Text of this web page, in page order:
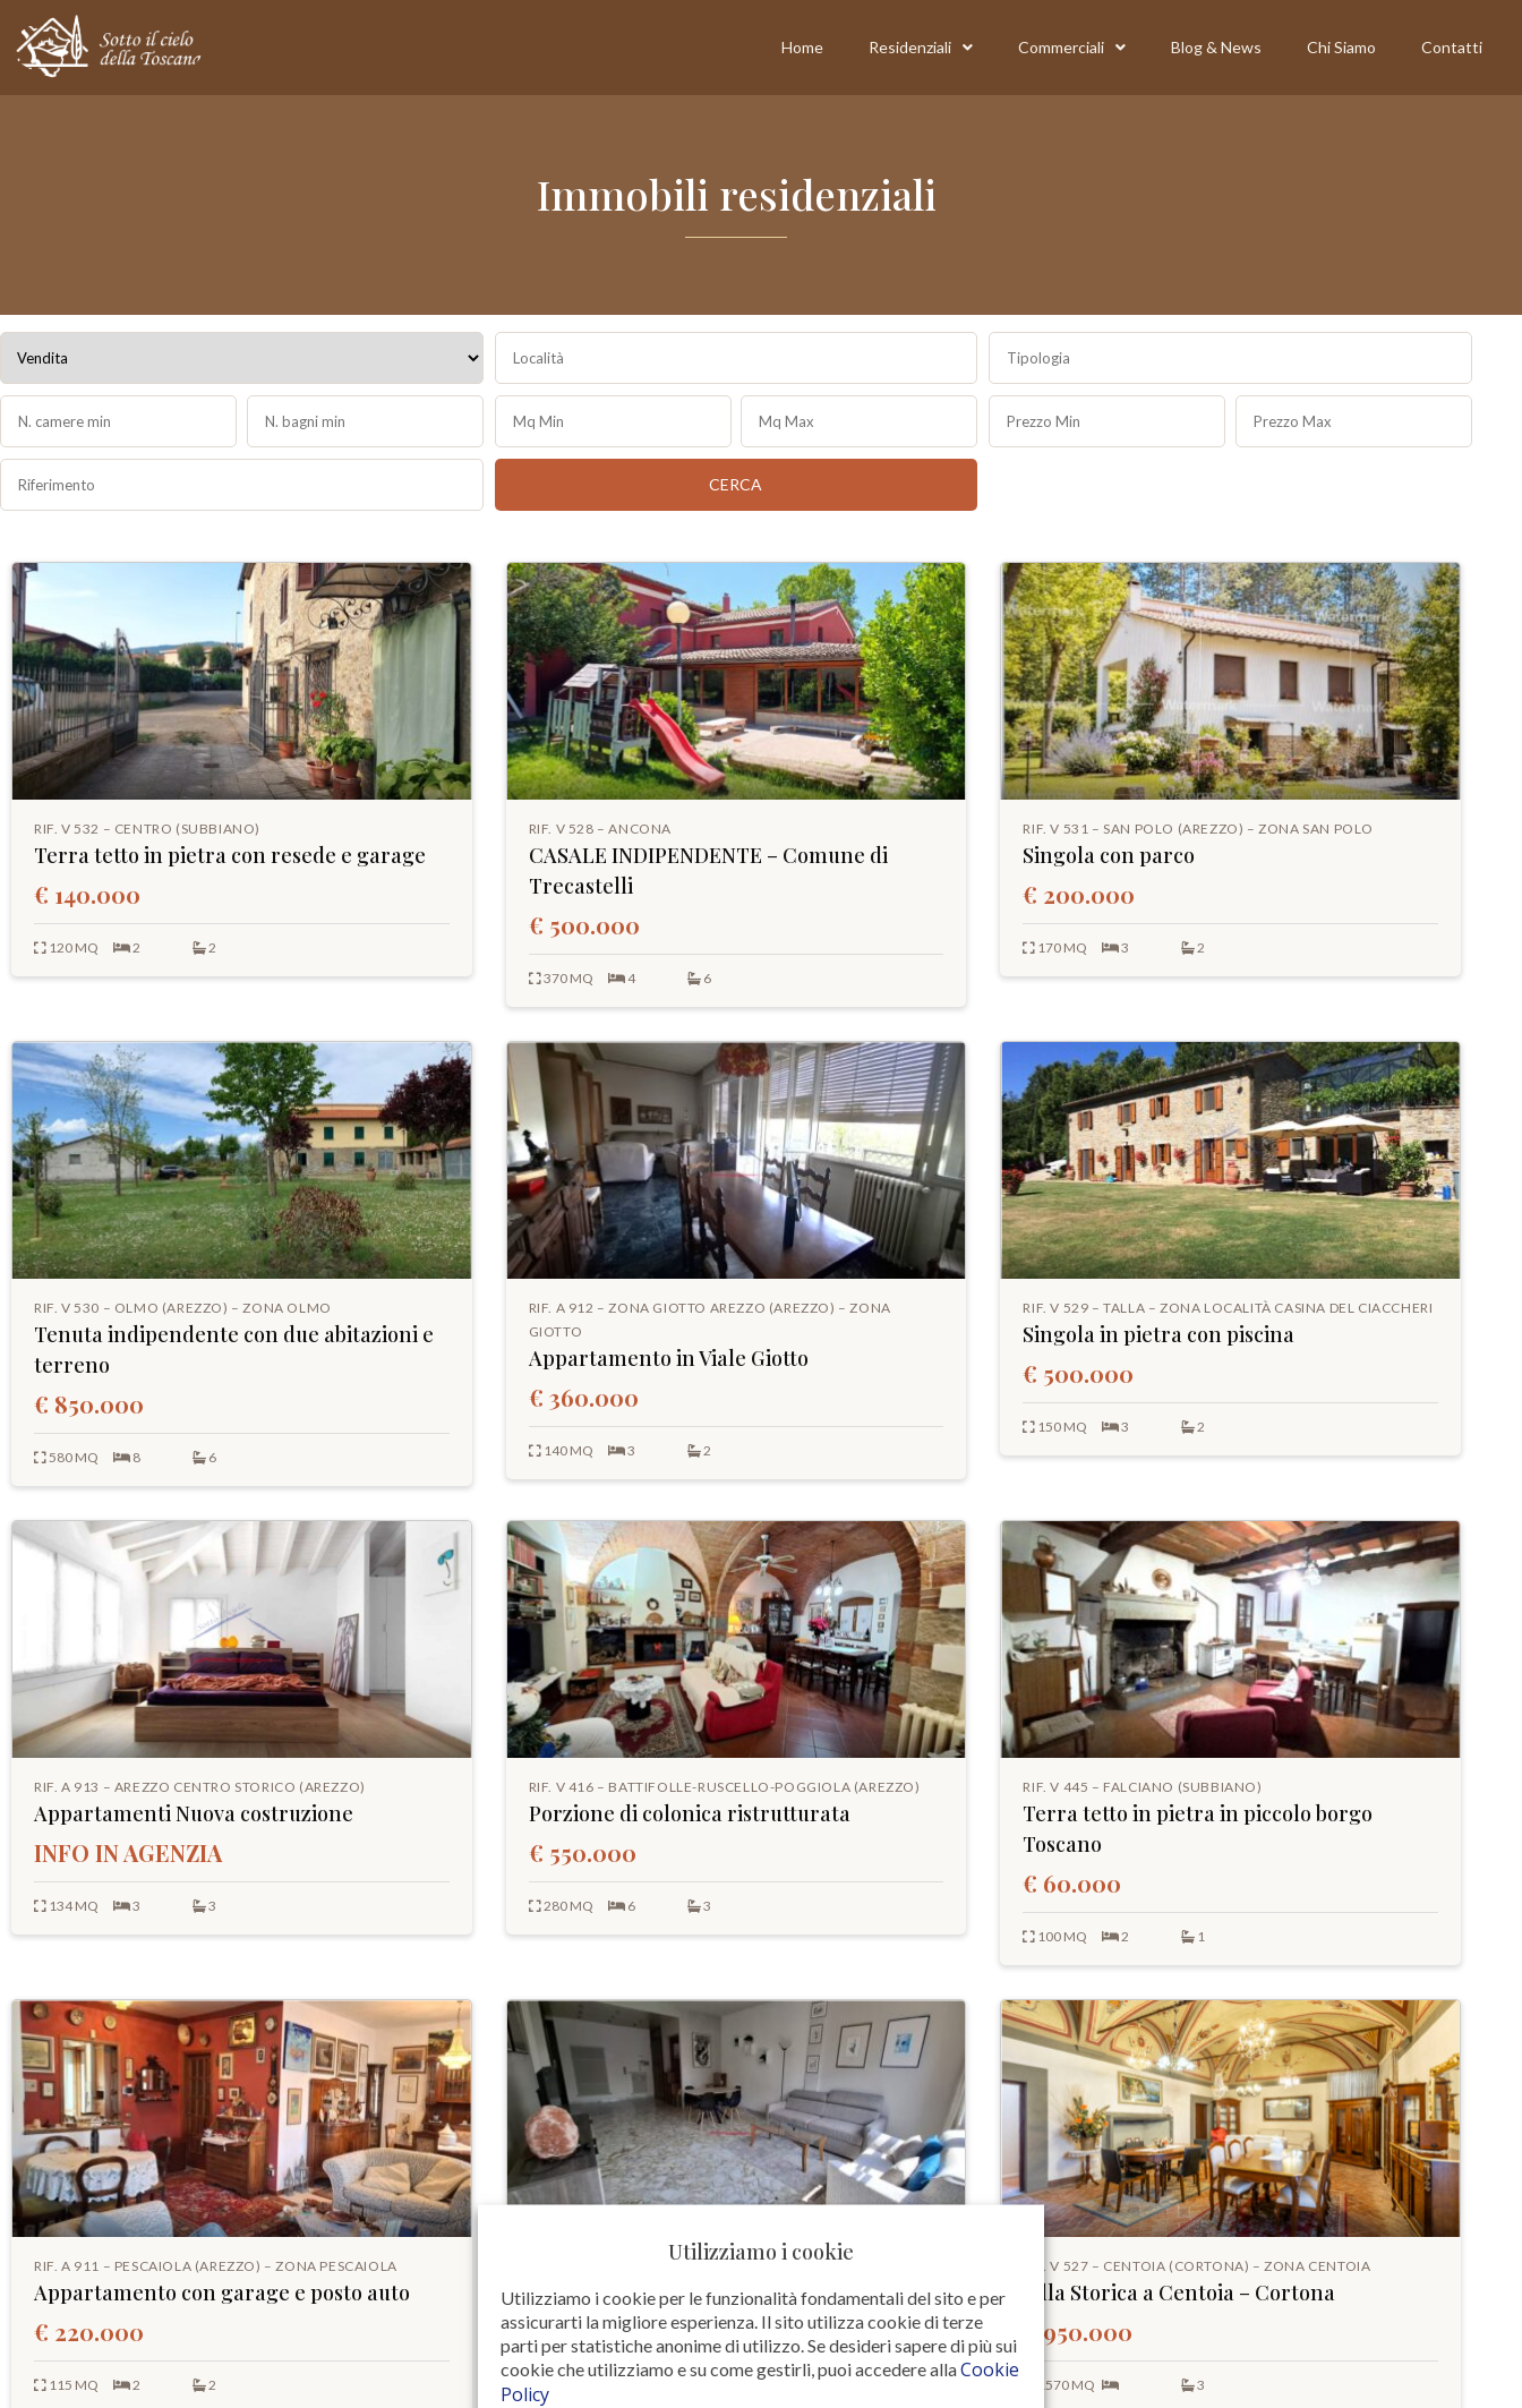
Home Residenziali Commerciali Blog & News Chi Siamo Contatti
Immobili residenziali
RIF. V 532 – CENTRO (SUBBIANO)
Terra tetto in pietra con resede e garage
€ 140.000
120 MQ 2 2
RIF. V 528 – ANCONA
CASALE INDIPENDENTE – Comune di
Trecastelli
€ 500.000
370 MQ 4 6
RIF. V 531 – SAN POLO (AREZZO) – ZONA SAN POLO
Singola con parco
€ 200.000
170 MQ 3 2
RIF. V 530 – OLMO (AREZZO) – ZONA OLMO
Tenuta indipendente con due abitazioni e
terreno
€ 850.000
580 MQ 8 6
RIF. A 912 – ZONA GIOTTO AREZZO (AREZZO) – ZONA
GIOTTO
Appartamento in Viale Giotto
€ 360.000
140 MQ 3 2
RIF. V 529 – TALLA – ZONA LOCALITÀ CASINA DEL CIACCHERI
Singola in pietra con piscina
€ 500.000
150 MQ 3 2
RIF. A 913 – AREZZO CENTRO STORICO (AREZZO)
Appartamenti Nuova costruzione
INFO IN AGENZIA
134 MQ 3 3
RIF. V 416 – BATTIFOLLE-RUSCELLO-POGGIOLA (AREZZO)
Porzione di colonica ristrutturata
€ 550.000
280 MQ 6 3
RIF. V 445 – FALCIANO (SUBBIANO)
Terra tetto in pietra in piccolo borgo
Toscano
€ 60.000
100 MQ 2 1
RIF. A 911 – PESCAIOLA (AREZZO) – ZONA PESCAIOLA
Appartamento con garage e posto auto
€ 220.000
115 MQ 2 2
Appartamento
€ 390.000
RIF. V 527 – CENTOIA (CORTONA) – ZONA CENTOIA
Villa Storica a Centoia – Cortona
€ 950.000
1570 MQ 3
Utilizziamo i cookie
Utilizziamo i cookie per le funzionalità fondamentali del sito e per
assicurarti la migliore esperienza. Il sito utilizza cookie di terze
parti per statistiche anonime di utilizzo. Se desideri sapere di più sui
cookie che utilizziamo e su come gestirli, puoi accedere allaCookie
Policy